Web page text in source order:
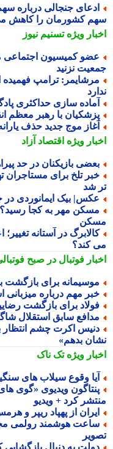
جنجالی درباره سهم
کشورمان را کاهش می
ویژهتسنیم نیوز
نزنید
ترامپ فهمیده
سازی حداکثری پادگان 06 برای تبدیل شدن به بوستان
با رهبر معظم
موج جدید حذف یارانه
ویژهاقتصاد آزاد
بازیکنان در حد پیراهن
شد
بیک ایمانوردی در
در آستانه تغییر؛
کند؟
فوتبال در صبح فوتبالی
برای بازگشت به
مهم درباره میزبانی
برای بازگشت
سابق استقلال
اکرت چشم انتظار
بدهم»
ویژهتک ناک
وقوع سیلاب های سنگین
ویدیوی «گوی های
کرد + ویدیو
از پهپاد ریپر و